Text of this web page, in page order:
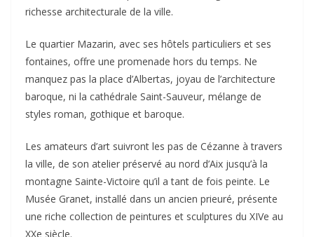
richesse architecturale de la ville.
Le quartier Mazarin, avec ses hôtels particuliers et ses
fontaines, offre une promenade hors du temps. Ne
manquez pas la place d’Albertas, joyau de l’architecture
baroque, ni la cathédrale Saint-Sauveur, mélange de
styles roman, gothique et baroque.
Les amateurs d’art suivront les pas de Cézanne à travers
la ville, de son atelier préservé au nord d’Aix jusqu’à la
montagne Sainte-Victoire qu’il a tant de fois peinte. Le
Musée Granet, installé dans un ancien prieuré, présente
une riche collection de peintures et sculptures du XIVe au
XXe siècle.